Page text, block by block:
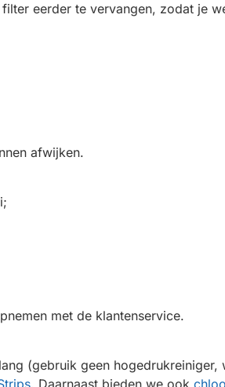
eerder te vervangen, zodat je
afwijken.
met de klantenservice.
(gebruik geen hogedrukreiniger,